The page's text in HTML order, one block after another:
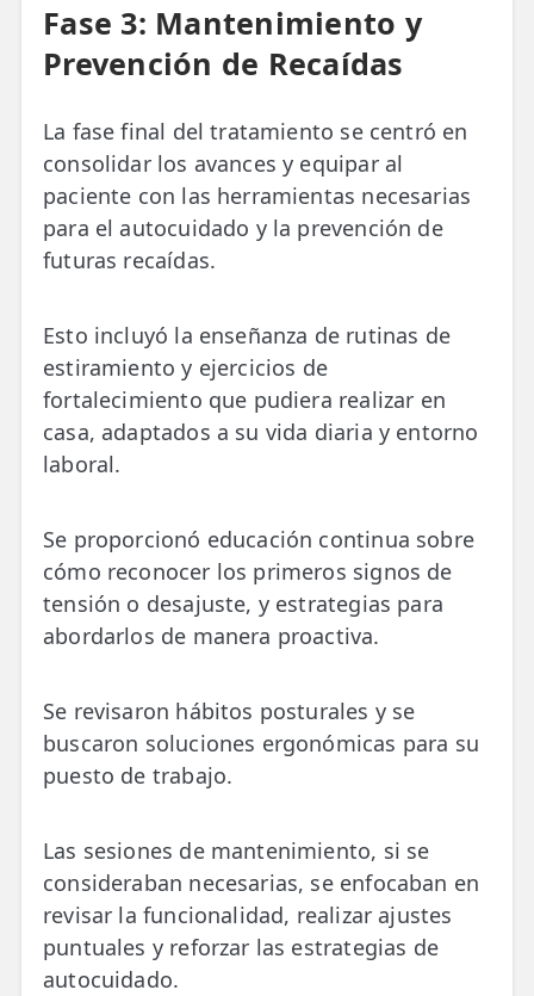
Fase 3: Mantenimiento y
Prevención de Recaídas
La fase final del tratamiento se centró en
consolidar los avances y equipar al
paciente con las herramientas necesarias
para el autocuidado y la prevención de
futuras recaídas.
Esto incluyó la enseñanza de rutinas de
estiramiento y ejercicios de
fortalecimiento que pudiera realizar en
casa, adaptados a su vida diaria y entorno
laboral.
Se proporcionó educación continua sobre
cómo reconocer los primeros signos de
tensión o desajuste, y estrategias para
abordarlos de manera proactiva.
Se revisaron hábitos posturales y se
buscaron soluciones ergonómicas para su
puesto de trabajo.
Las sesiones de mantenimiento, si se
consideraban necesarias, se enfocaban en
revisar la funcionalidad, realizar ajustes
puntuales y reforzar las estrategias de
autocuidado.